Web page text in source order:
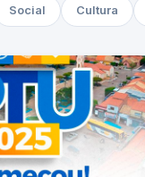
Social Cultura